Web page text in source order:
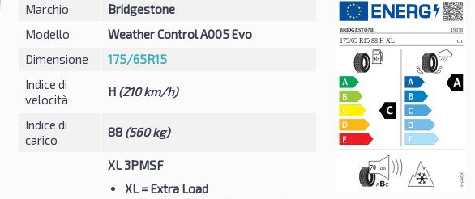
Marchio
Bridgestone
Modello
Weather Control A005 Evo
Dimensione
175/65R15
Indice di
velocità
H (210 km/h)
Indice di
carico
88 (560 kg)
XL 3PMSF
XL= Extra Load